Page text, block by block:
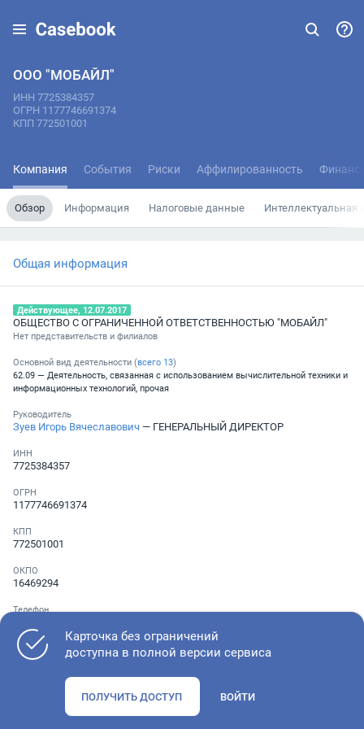
ООО "МОБАЙЛ"
ИНН 7725384357
ОГРН 1177746691374
КПП 772501001
Компания События Риски Аффилированность
Обзор Информация Налоговые данные Интеллектуальная
Общая информация
Действующее, 12.07.2017
ОБЩЕСТВО С ОГРАНИЧЕННОЙ ОТВЕТСТВЕННОСТЬЮ "МОБАЙЛ"
Нет представительств и филиалов
Основной вид деятельности (всего 13)
62.09 — Деятельность, связанная с использованием вычислительной техники и
информационных технологий, прочая
Руководитель
Зуев Игорь Вячеславович — ГЕНЕРАЛЬНЫЙ ДИРЕКТОР
ИНН
7725384357
ОГРН
1177746691374
КПП
772501001
ОКПО
16469294
Телефон
Как оценить состояние компании
Карточка без ограничений
доступна в полной версии сервиса
ПОЛУЧИТЬ ДОСТУП ВОЙТИ